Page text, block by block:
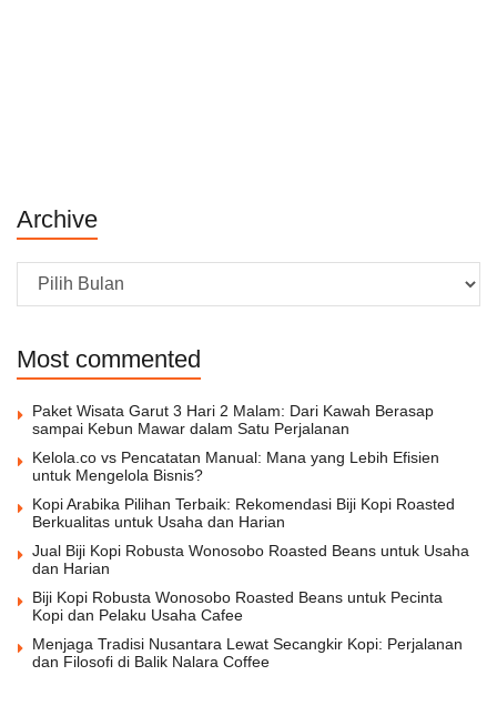
Archive
Archive
Most commented
Paket Wisata Garut 3 Hari 2 Malam: Dari Kawah Berasap
sampai Kebun Mawar dalam Satu Perjalanan
Kelola.co vs Pencatatan Manual: Mana yang Lebih Efisien
untuk Mengelola Bisnis?
Kopi Arabika Pilihan Terbaik: Rekomendasi Biji Kopi Roasted
Berkualitas untuk Usaha dan Harian
Jual Biji Kopi Robusta Wonosobo Roasted Beans untuk Usaha
dan Harian
Biji Kopi Robusta Wonosobo Roasted Beans untuk Pecinta
Kopi dan Pelaku Usaha Cafee
Menjaga Tradisi Nusantara Lewat Secangkir Kopi: Perjalanan
dan Filosofi di Balik Nalara Coffee